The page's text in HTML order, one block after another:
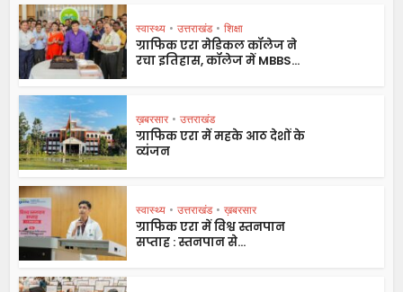
स्वास्थ्य • उत्तराखंड • शिक्षा
ग्राफिक एरा मेडिकल कॉलेज ने
रचा इतिहास, कॉलेज में MBBS...
ख़बरसार • उत्तराखंड
ग्राफिक एरा में महके आठ देशों के
व्यंजन
स्वास्थ्य • उत्तराखंड • ख़बरसार
ग्राफिक एरा में विश्व स्तनपान
सप्ताह : स्तनपान से...